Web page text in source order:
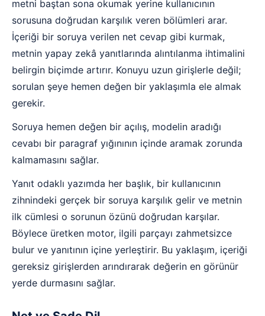
metni baştan sona okumak yerine kullanıcının
sorusuna doğrudan karşılık veren bölümleri arar.
İçeriği bir soruya verilen net cevap gibi kurmak,
metnin yapay zekâ yanıtlarında alıntılanma ihtimalini
belirgin biçimde artırır. Konuyu uzun girişlerle değil;
sorulan şeye hemen değen bir yaklaşımla ele almak
gerekir.
Soruya hemen değen bir açılış, modelin aradığı
cevabı bir paragraf yığınının içinde aramak zorunda
kalmamasını sağlar.
Yanıt odaklı yazımda her başlık, bir kullanıcının
zihnindeki gerçek bir soruya karşılık gelir ve metnin
ilk cümlesi o sorunun özünü doğrudan karşılar.
Böylece üretken motor, ilgili parçayı zahmetsizce
bulur ve yanıtının içine yerleştirir. Bu yaklaşım, içeriği
gereksiz girişlerden arındırarak değerin en görünür
yerde durmasını sağlar.